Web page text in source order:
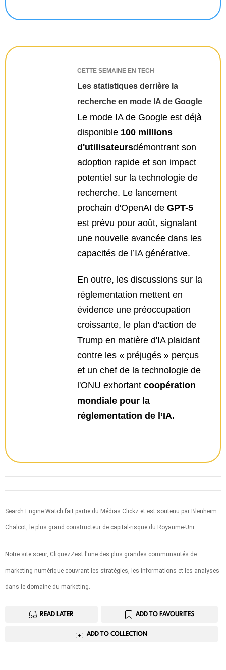
CETTE SEMAINE EN TECH
Les statistiques derrière la
recherche en mode IA de Google
Le mode IA de Google est déjà
disponible 100 millions
d'utilisateursdémontrant son
adoption rapide et son impact
potentiel sur la technologie de
recherche. Le lancement
prochain d'OpenAI de GPT-5
est prévu pour août, signalant
une nouvelle avancée dans les
capacités de l’IA générative.
En outre, les discussions sur la
réglementation mettent en
évidence une préoccupation
croissante, le plan d'action de
Trump en matière d'IA plaidant
contre les « préjugés » perçus
et un chef de la technologie de
l'ONU exhortant coopération
mondiale pour la
réglementation de l’IA.
Search Engine Watch fait partie du Médias Clickz et est soutenu par Blenheim
Chalcot, le plus grand constructeur de capital-risque du Royaume-Uni.
Notre site sœur, CliquezZest l'une des plus grandes communautés de
marketing numérique couvrant les stratégies, les informations et les analyses
dans le domaine du marketing.
READ LATER ADD TO FAVOURITES
ADD TO COLLECTION